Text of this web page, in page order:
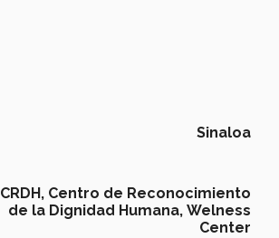
Sinaloa
CRDH, Centro de Reconocimiento
de la Dignidad Humana, Welness
Center